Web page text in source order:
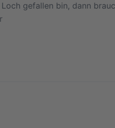
gefallen bin, dann